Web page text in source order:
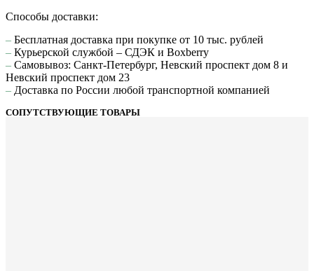
Способы доставки:
– Бесплатная доставка при покупке от 10 тыс. рублей
– Курьерской службой – СДЭК и Boxberry
– Самовывоз: Санкт-Петербург, Невский проспект дом 8 и
Невский проспект дом 23
– Доставка по России любой транспортной компанией
СОПУТСТВУЮЩИЕ ТОВАРЫ